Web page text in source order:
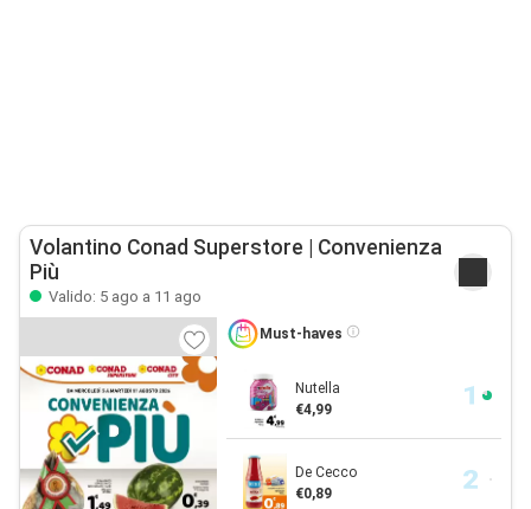
Volantino Conad Superstore | Convenienza
Più
Valido: 5 ago a 11 ago
Must-haves
Nutella
€4,99
De Cecco
€0,89